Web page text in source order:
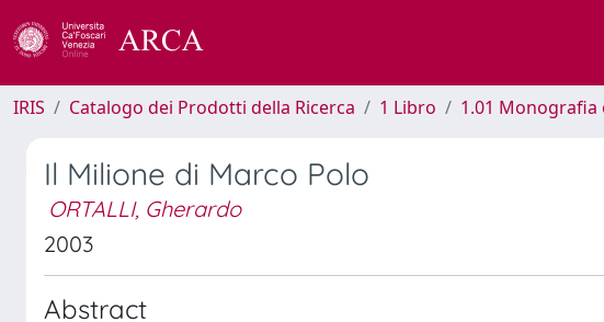
IRIS Catalogo dei Prodotti della Ricerca 1 Libro 1.01
Il Milione di Marco Polo
ORTALLI, Gherardo
2003
Abstract